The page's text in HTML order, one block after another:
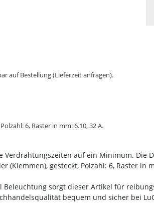
auf Bestellung (Lieferzeit anfragen).
6, Raster in mm: 6.10, 32 A.
Verdrahtungszeiten auf ein Minimum. Die
gesteckt, Polzahl: 6, Raster in
sorgt dieser Artikel für
bequem und sicher bei